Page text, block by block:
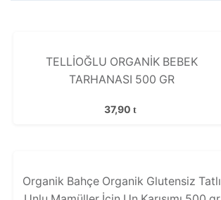
TELLİOĞLU ORGANİK BEBEK
TARHANASI 500 GR
37,90
Organik Bahçe Organik Glutensiz Tatlı